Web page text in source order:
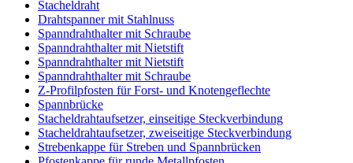
Stacheldraht
Drahtspanner mit Stahlnuss
Spanndrahthalter mit Schraube
Spanndrahthalter mit Nietstift
Spanndrahthalter mit Nietstift
Spanndrahthalter mit Schraube
Z-Profilpfosten für Forst- und Knotengeflechte
Spannbrücke
Stacheldrahtaufsetzer, einseitige Steckverbindung
Stacheldrahtaufsetzer, zweiseitige Steckverbindung
Strebenkappe für Streben und Spannbrücken